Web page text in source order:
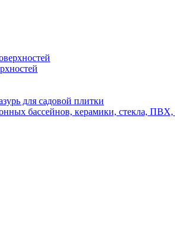
для садовой плитки
бассейнов, керамики,